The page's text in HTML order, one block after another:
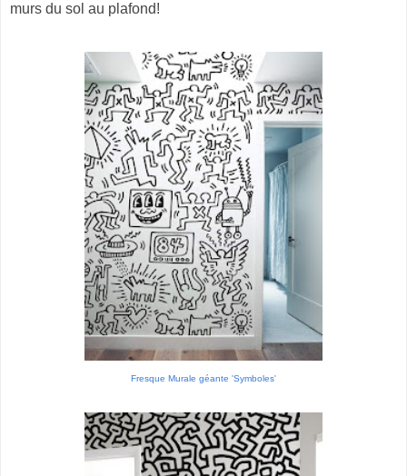
murs du sol au plafond!
Fresque Murale géante 'Symboles'